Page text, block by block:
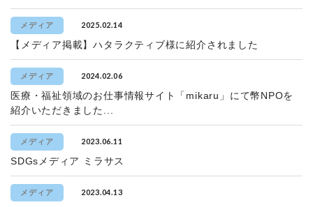
メディア 2025.02.14
【メディア掲載】ハタラクティブ様に紹介されました
メディア 2024.02.06
医療・福祉領域のお仕事情報サイト「mikaru」にて幣NPOを
紹介いただきました...
メディア 2023.06.11
SDGsメディア ミラサス
メディア 2023.04.13